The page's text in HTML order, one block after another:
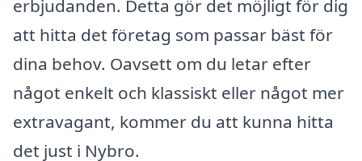
erbjudanden. Detta gör det möjligt för dig
att hitta det företag som passar bäst för
dina behov. Oavsett om du letar efter
något enkelt och klassiskt eller något mer
extravagant, kommer du att kunna hitta
det just i Nybro.